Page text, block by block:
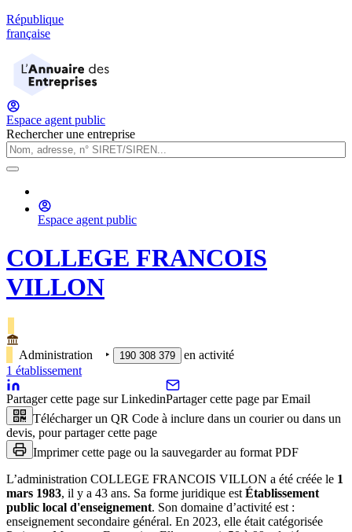
République
française
Espace agent public
Rechercher une entreprise
Espace agent public
COLLEGE FRANCOIS
VILLON
Administration ‣ 190 308 379
en activité
1 établissement
Partager cette page sur LinkedinPartager cette page par Email
Télécharger un QR Code à inclure dans un courier ou dans un
devis, pour partager cette page
Imprimer cette page ou la sauvegarder au format PDF
L’administration COLLEGE FRANCOIS VILLON a été créée le 1
mars 1983, il y a 43 ans. Sa forme juridique est Établissement
public local d'enseignement. Son domaine d’activité est :
enseignement secondaire général. En 2023, elle était catégorisée